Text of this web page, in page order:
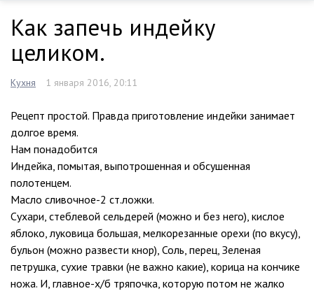
Как запечь индейку
целиком.
Кухня 1 января 2016, 20:11
Рецепт простой. Правда приготовление индейки занимает
долгое время.
Нам понадобится
Индейка, помытая, выпотрошенная и обсушенная
полотенцем.
Масло сливочное-2 ст.ложки.
Сухари, стеблевой сельдерей (можно и без него), кислое
яблоко, луковица большая, мелкорезанные орехи (по вкусу),
бульон (можно развести кнор), Соль, перец, Зеленая
петрушка, сухие травки (не важно какие), корица на кончике
ножа. И, главное-х/б тряпочка, которую потом не жалко